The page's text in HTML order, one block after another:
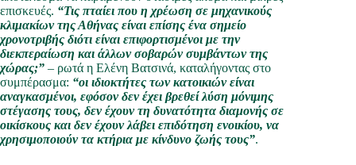
επισκευές. “Τις πταίει που η χρέωση σε μηχανικούς
κλιμακίων της Αθήνας είναι επίσης ένα σημείο
χρονοτριβής διότι είναι επιφορτισμένοι με την
διεκπεραίωση και άλλων σοβαρών συμβάντων της
χώρας;” – ρωτά η Ελένη Βατσινά, καταλήγοντας στο
συμπέρασμα: “οι ιδιοκτήτες των κατοικιών είναι
αναγκασμένοι, εφόσον δεν έχει βρεθεί λύση μόνιμης
στέγασης τους, δεν έχουν τη δυνατότητα διαμονής σε
οικίσκους και δεν έχουν λάβει επιδότηση ενοικίου, να
χρησιμοποιούν τα κτήρια με κίνδυνο ζωής τους”.